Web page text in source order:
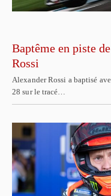
Baptême en piste
Rossi
Alexander Rossi a baptisé
28 sur le tracé…